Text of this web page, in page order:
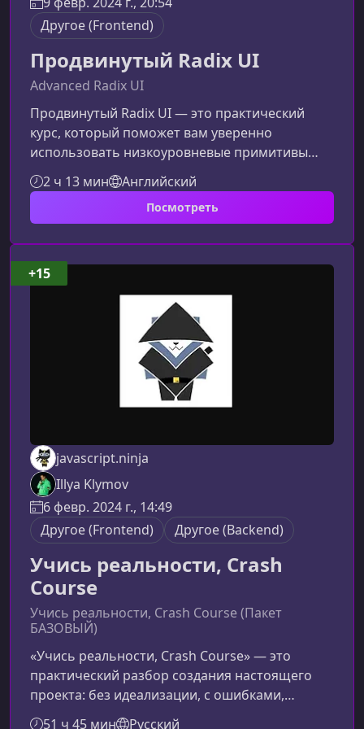
Другое (Frontend)
Продвинутый Radix UI
Advanced Radix UI
Продвинутый Radix UI — это практический
курс, который поможет вам уверенно
использовать низкоуровневые примитивы
Radix для построения современных,
адаптивных и полностью доступных
компонентов интерфейса. Здесь вы научитесь
сохраняя полный контроль над стилями,
анимациями и пользовательскими
сценариями.Что вы узнаете на курсеОбучение
фокусируется на глубоких возможностях Radix
UI и практическом применении
2 ч 13 мин Английский
Посмотреть
javascript.ninja
Illya Klymov
6 февр. 2024 г., 14:49
Другое (Frontend)
Другое (Backend)
Учись реальности, Crash
Course
Учись реальности, Crash Course (Пакет
БАЗОВЫЙ)
«Учись реальности, Crash Course» — это
практический разбор создания настоящего
проекта: без идеализации, с ошибками,
пересмотрами решений и реальными
51 ч 45 мин Русский
+15